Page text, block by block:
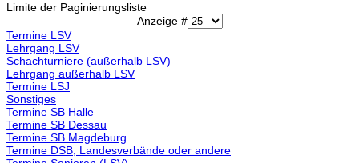
Limite der Paginierungsliste
Anzeige #
Termine LSV
Lehrgang LSV
Schachturniere (außerhalb LSV)
Lehrgang außerhalb LSV
Termine LSJ
Sonstiges
Termine SB Halle
Termine SB Dessau
Termine SB Magdeburg
Termine DSB, Landesverbände oder andere